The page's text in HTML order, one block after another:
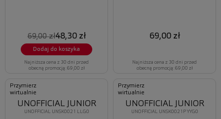
69,00 zł48,30 zł
Dodaj do koszyka
Najniższa cena z 30 dni przed
obecną promocją: 69,00 zł
69,00 zł
Najniższa cena z 30 dni przed
obecną promocją: 69,00 zł
Przymierz
wirtualnie
UNOFFICIAL UNSK0021 LLG0
UNOFFICIAL JUNIOR
Przymierz
wirtualnie
UNOFFICIAL UNSK0021P YYG0
UNOFFICIAL JUNIOR